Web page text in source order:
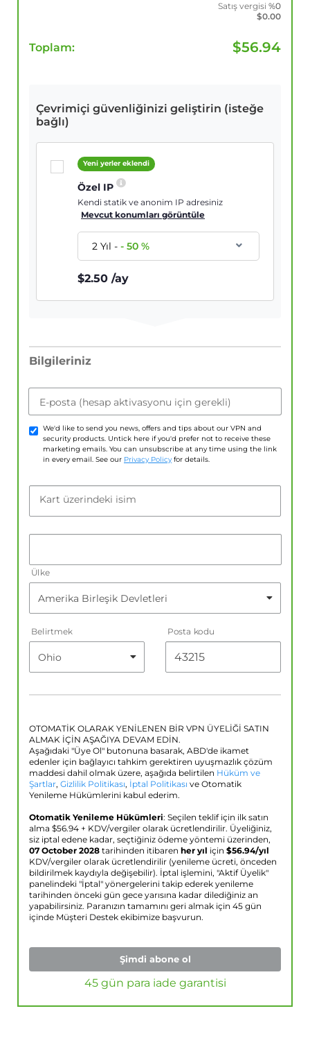
Satış vergisi %0
$0.00
Toplam: $56.94
Çevrimiçi güvenliğinizi geliştirin (isteğe
bağlı)
Yeni yerler eklendi
Özel IP
Kendi statik ve anonim IP adresiniz
Mevcut konumları görüntüle
2 Yıl--50 %
$2.50 /ay
Bilgileriniz
E-posta (hesap aktivasyonu için gerekli)
We'd like to send you news, offers and tips about our VPN and
security products. Untick here if you'd prefer not to receive these
marketing emails. You can unsubscribe at any time using the link
in every email. See our Privacy Policy for details.
Kart üzerindeki isim
Ülke
Belirtmek Posta kodu
OTOMATİK OLARAK YENİLENEN BİR VPN ÜYELİĞİ SATIN
ALMAK İÇİN AŞAĞIYA DEVAM EDİN.
Aşağıdaki "Üye Ol" butonuna basarak, ABD'de ikamet
edenler için bağlayıcı tahkim gerektiren uyuşmazlık çözüm
maddesi dahil olmak üzere, aşağıda belirtilen Hüküm ve
Şartlar, Gizlilik Politikası, İptal Politikası ve Otomatik
Yenileme Hükümlerini kabul ederim.
Otomatik Yenileme Hükümleri: Seçilen teklif için ilk satın
alma $56.94 + KDV/vergiler olarak ücretlendirilir. Üyeliğiniz,
siz iptal edene kadar, seçtiğiniz ödeme yöntemi üzerinden,
07 October 2028 tarihinden itibaren her yıl için $56.94/yıl
KDV/vergiler olarak ücretlendirilir (yenileme ücreti, önceden
bildirilmek kaydıyla değişebilir). İptal işlemini, "Aktif Üyelik"
panelindeki "İptal" yönergelerini takip ederek yenileme
tarihinden önceki gün gece yarısına kadar dilediğiniz an
yapabilirsiniz. Paranızın tamamını geri almak için 45 gün
içinde Müşteri Destek ekibimize başvurun.
Şimdi abone ol
45 gün para iade garantisi